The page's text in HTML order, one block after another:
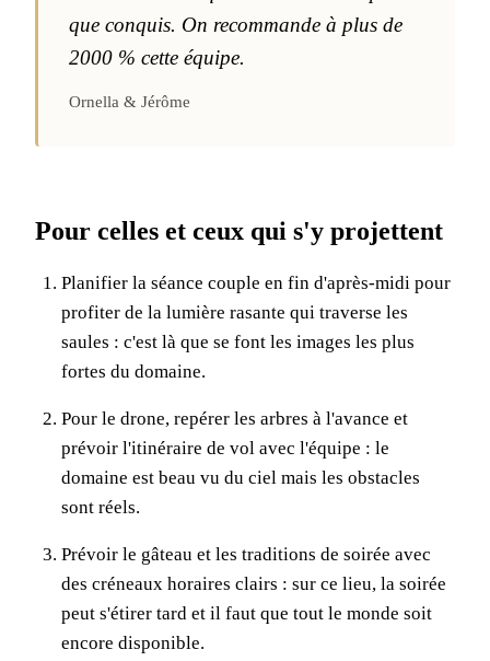
que conquis. On recommande à plus de
2000 % cette équipe.
Ornella & Jérôme
Pour celles et ceux qui s'y projettent
Planifier la séance couple en fin d'après-midi pour
profiter de la lumière rasante qui traverse les
saules : c'est là que se font les images les plus
fortes du domaine.
Pour le drone, repérer les arbres à l'avance et
prévoir l'itinéraire de vol avec l'équipe : le
domaine est beau vu du ciel mais les obstacles
sont réels.
Prévoir le gâteau et les traditions de soirée avec
des créneaux horaires clairs : sur ce lieu, la soirée
peut s'étirer tard et il faut que tout le monde soit
encore disponible.